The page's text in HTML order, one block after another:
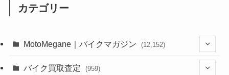
カテゴリー
MotoMegane｜バイクマガジン (12,152)
バイク買取査定 (959)